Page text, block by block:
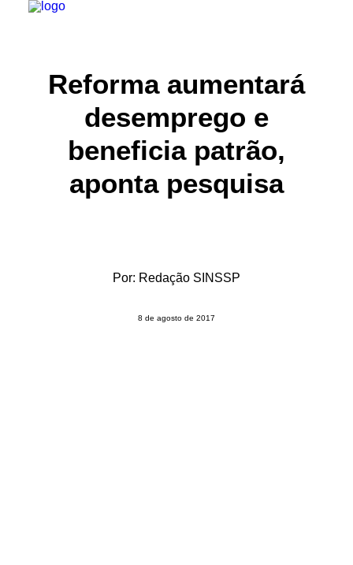
INSTITUCIONAL
SPPREV
PREVIDÊNCIA
Reforma aumentará
desemprego e
beneficia patrão,
aponta pesquisa
Por: Redação SINSSP
8 de agosto de 2017